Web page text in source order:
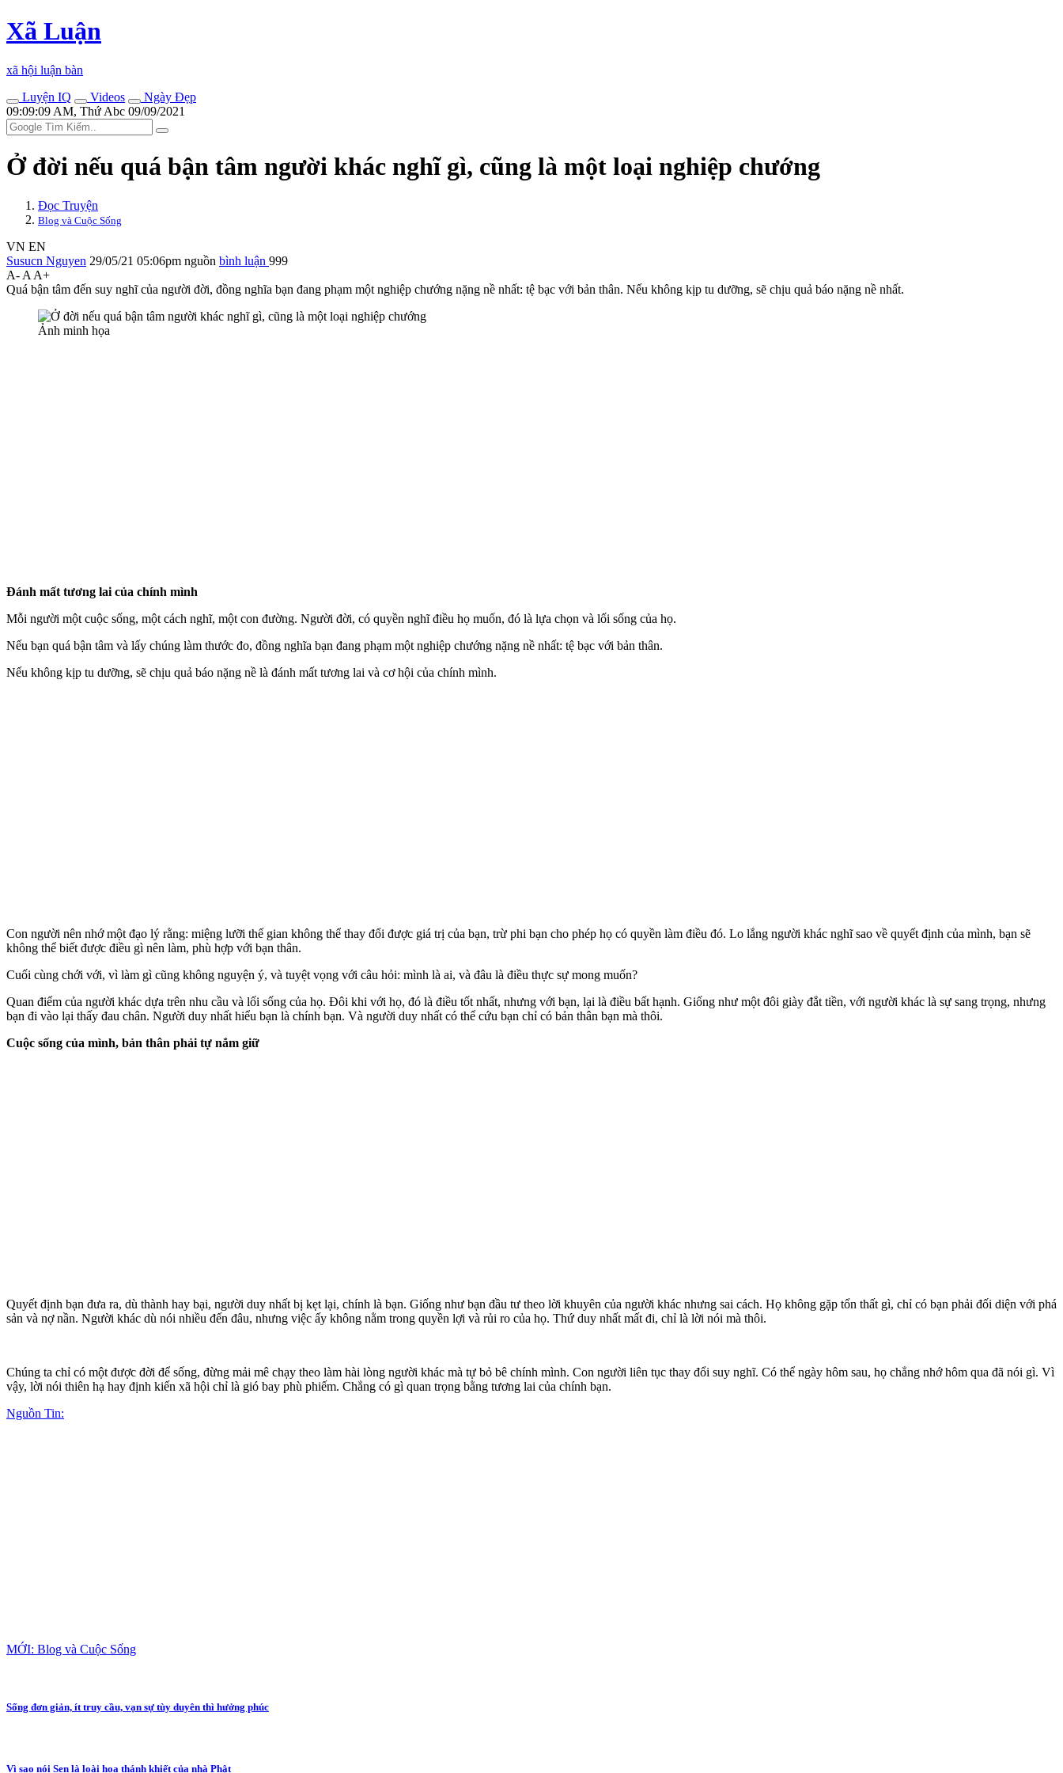
Xã Luận
xã hội luận bàn
Luyện IQ
Videos
Ngày Đẹp
09:09:09 AM, Thứ Abc 09/09/2021
Ở đời nếu quá bận tâm người khác nghĩ gì, cũng là một loại nghiệp chướng
Đọc Truyện
Blog và Cuộc Sống
VN EN
Susucn Nguyen 29/05/21 05:06pm nguồn bình luận 999
A- A A+
Quá bận tâm đến suy nghĩ của người đời, đồng nghĩa bạn đang phạm một nghiệp chướng nặng nề nhất: tệ bạc với bản thân. Nếu không kịp tu dưỡng, sẽ chịu quả báo nặng nề nhất.
Ảnh minh họa
Đánh mất tương lai của chính mình
Mỗi người một cuộc sống, một cách nghĩ, một con đường. Người đời, có quyền nghĩ điều họ muốn, đó là lựa chọn và lối sống của họ.
Nếu bạn quá bận tâm và lấy chúng làm thước đo, đồng nghĩa bạn đang phạm một nghiệp chướng nặng nề nhất: tệ bạc với bản thân.
Nếu không kịp tu dưỡng, sẽ chịu quả báo nặng nề là đánh mất tương lai và cơ hội của chính mình.
Con người nên nhớ một đạo lý rằng: miệng lưỡi thế gian không thể thay đổi được giá trị của bạn, trừ phi bạn cho phép họ có quyền làm điều đó. Lo lắng người khác nghĩ sao về quyết định của mình, bạn sẽ
không thể biết được điều gì nên làm, phù hợp với bạn thân.
Cuối cùng chới với, vì làm gì cũng không nguyện ý, và tuyệt vọng với câu hỏi: mình là ai, và đâu là điều thực sự mong muốn?
Quan điểm của người khác dựa trên nhu cầu và lối sống của họ. Đôi khi với họ, đó là điều tốt nhất, nhưng với bạn, lại là điều bất hạnh. Giống như một đôi giày đắt tiền, với người khác là sự sang trọng, nhưng
bạn đi vào lại thấy đau chân. Người duy nhất hiểu bạn là chính bạn. Và người duy nhất có thể cứu bạn chỉ có bản thân bạn mà thôi.
Cuộc sống của mình, bản thân phải tự nắm giữ
Quyết định bạn đưa ra, dù thành hay bại, người duy nhất bị kẹt lại, chính là bạn. Giống như bạn đầu tư theo lời khuyên của người khác nhưng sai cách. Họ không gặp tổn thất gì, chỉ có bạn phải đối diện với phá
sản và nợ nần. Người khác dù nói nhiều đến đâu, nhưng việc ấy không nằm trong quyền lợi và rủi ro của họ. Thứ duy nhất mất đi, chỉ là lời nói mà thôi.
Chúng ta chỉ có một được đời để sống, đừng mải mê chạy theo làm hài lòng người khác mà tự bỏ bê chính mình. Con người liên tục thay đổi suy nghĩ. Có thể ngày hôm sau, họ chẳng nhớ hôm qua đã nói gì. Vì
vậy, lời nói thiên hạ hay định kiến xã hội chỉ là gió bay phù phiếm. Chẳng có gì quan trọng bằng tương lai của chính bạn.
Nguồn Tin:
MỚI: Blog và Cuộc Sống
Sống đơn giản, ít truy cầu, vạn sự tùy duyên thì hưởng phúc
Vì sao nói Sen là loài hoa thánh khiết của nhà Phật